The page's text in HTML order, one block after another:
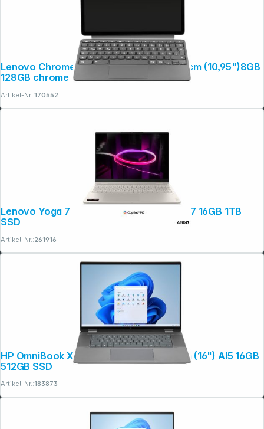
Lenovo Chromebook Duet 11M889 27,81cm (10,95")8GB
128GB chrome
Artikel-Nr.:170552
Lenovo Yoga 7 16AGP11 40,64cm (16") AI7 16GB 1TB
SSD
Artikel-Nr.:261916
HP OmniBook X Flip 16-ar0655ng 40,6cm (16") AI5 16GB
512GB SSD
Artikel-Nr.:183873